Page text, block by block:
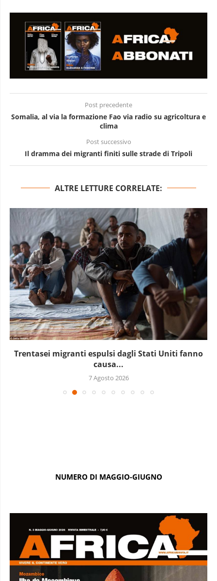
Post precedente
Somalia, al via la formazione Fao via radio su agricoltura e
clima
Post successivo
Il dramma dei migranti finiti sulle strade di Tripoli
ALTRE LETTURE CORRELATE:
Trentasei migranti espulsi dagli Stati Uniti fanno
causa...
7 Agosto 2026
NUMERO DI MAGGIO-GIUGNO